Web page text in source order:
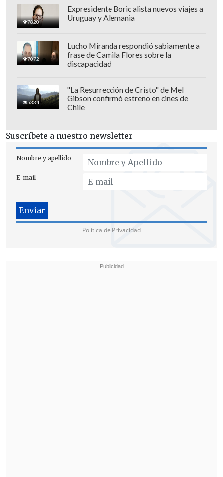
Según Página 12 , se contactaron con
ambos hoteles de Buenos Aires y no
la cancelación informada por el músico.
7820
Expresidente Boric alista nuevos viajes a
Uruguay y Alemania
7072
Lucho Miranda respondió sabiamente a
frase de Camila Flores sobre la
discapacidad
5334
"La Resurrección de Cristo" de Mel
Gibson confirmó estreno en cines de
Chile
Suscríbete a nuestro newsletter
Nombre y apellido
E-mail
Política de Privacidad